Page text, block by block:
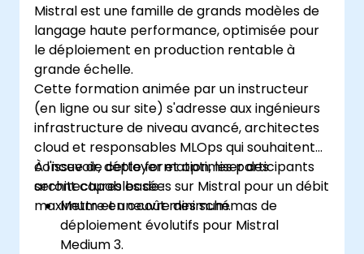
Mistral est une famille de grands modèles de
langage haute performance, optimisée pour
le déploiement en production rentable à
grande échelle.
Cette formation animée par un instructeur
(en ligne ou sur site) s'adresse aux ingénieurs
infrastructure de niveau avancé, architectes
cloud et responsables MLOps qui souhaitent
concevoir, déployer et optimiser des
architectures basées sur Mistral pour un débit
maximum et un coût minimum.
À l'issue de cette formation, les participants
seront capables de :
Mettre en œuvre des schémas de
déploiement évolutifs pour Mistral
Medium 3.